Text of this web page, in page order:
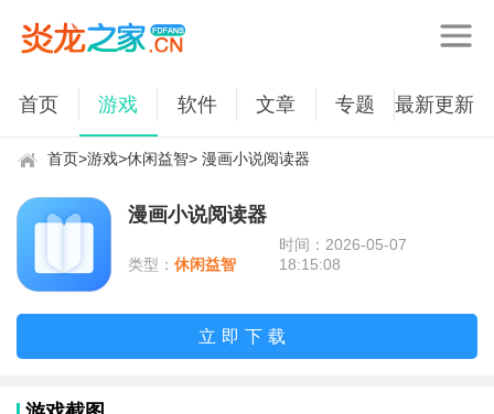
首页 游戏 软件 文章 专题 最新更新
首页>游戏>休闲益智> 漫画小说阅读器
漫画小说阅读器
类型： 休闲益智
时间：2026-05-07
18:15:08
立即下载